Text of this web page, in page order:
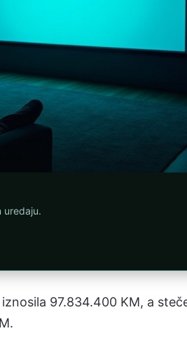
uredaju.
97.834.400 KM, a